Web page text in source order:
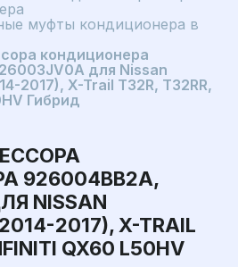
муфты кондиционера в
кондиционера
для Nissan
2017), X-Trail T32R, T32RR,
Гибрид
926004BB2A,
NISSAN
2017), X-TRAIL
QX60 L50HV